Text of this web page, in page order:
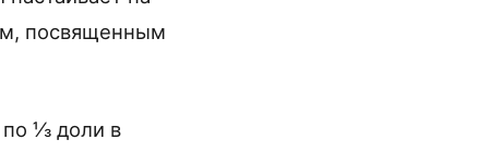
посвященным
по ⅓ доли в